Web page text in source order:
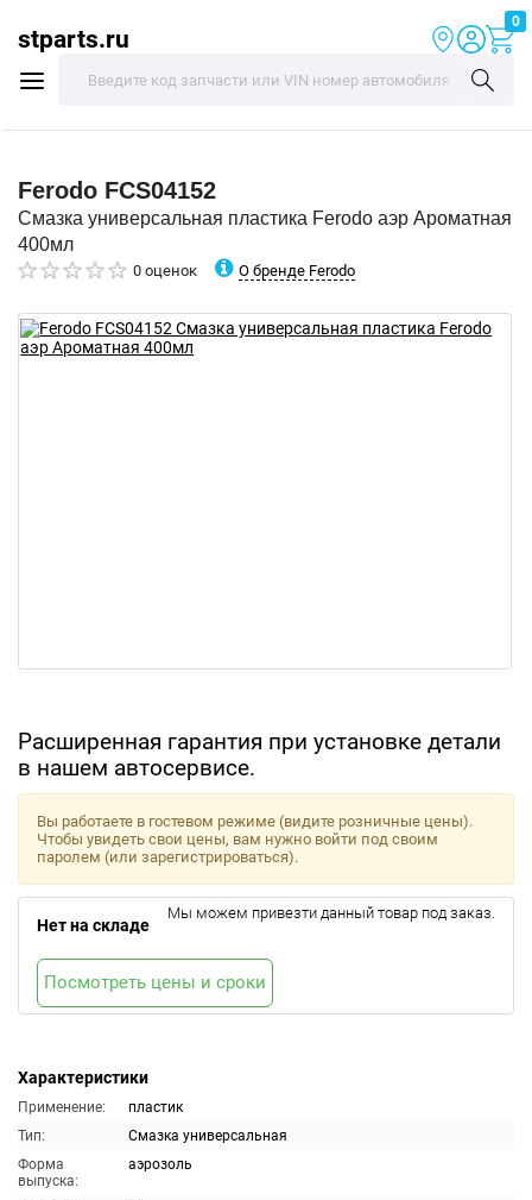
stparts.ru
0
Ferodo FCS04152
Смазка универсальная пластика Ferodo аэр Ароматная
400мл
0 оценок О бренде Ferodo
Расширенная гарантия при установке детали
в нашем автосервисе.
Характеристики
Применение:
пластик
Тип:
Смазка универсальная
Форма
выпуска:
аэрозоль
Вы работаете в гостевом режиме (видите розничные цены).
Чтобы увидеть свои цены, вам нужно войти под своим
паролем (или зарегистрироваться).
Нет на складе
Мы можем привезти данный товар под заказ.
Посмотреть цены и сроки